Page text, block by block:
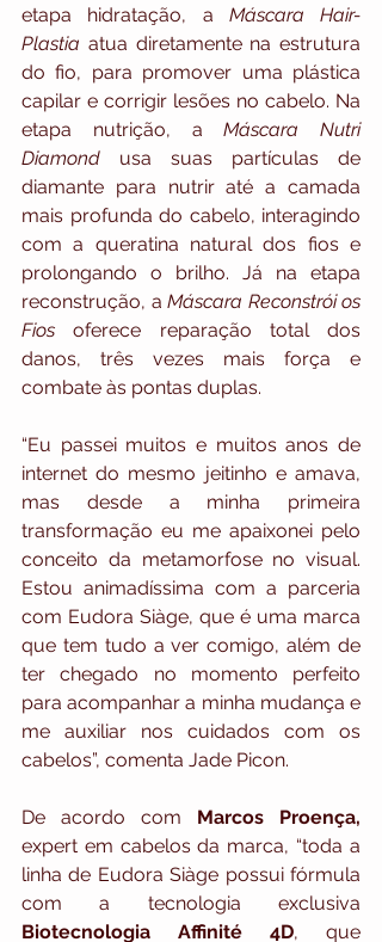
etapa hidratação, a Máscara Hair-
Plastia atua diretamente na estrutura
do fio, para promover uma plástica
capilar e corrigir lesões no cabelo. Na
etapa nutrição, a Máscara Nutri
Diamond usa suas partículas de
diamante para nutrir até a camada
mais profunda do cabelo, interagindo
com a queratina natural dos fios e
prolongando o brilho. Já na etapa
reconstrução, a Máscara Reconstrói os
Fios oferece reparação total dos
danos, três vezes mais força e
combate às pontas duplas.
“Eu passei muitos e muitos anos de
internet do mesmo jeitinho e amava,
mas desde a minha primeira
transformação eu me apaixonei pelo
conceito da metamorfose no visual.
Estou animadíssima com a parceria
com Eudora Siàge, que é uma marca
que tem tudo a ver comigo, além de
ter chegado no momento perfeito
para acompanhar a minha mudança e
me auxiliar nos cuidados com os
cabelos”, comenta Jade Picon.
De acordo com Marcos Proença,
expert em cabelos da marca, “toda a
linha de Eudora Siàge possui fórmula
Biotecnologia Affinité 4D, que